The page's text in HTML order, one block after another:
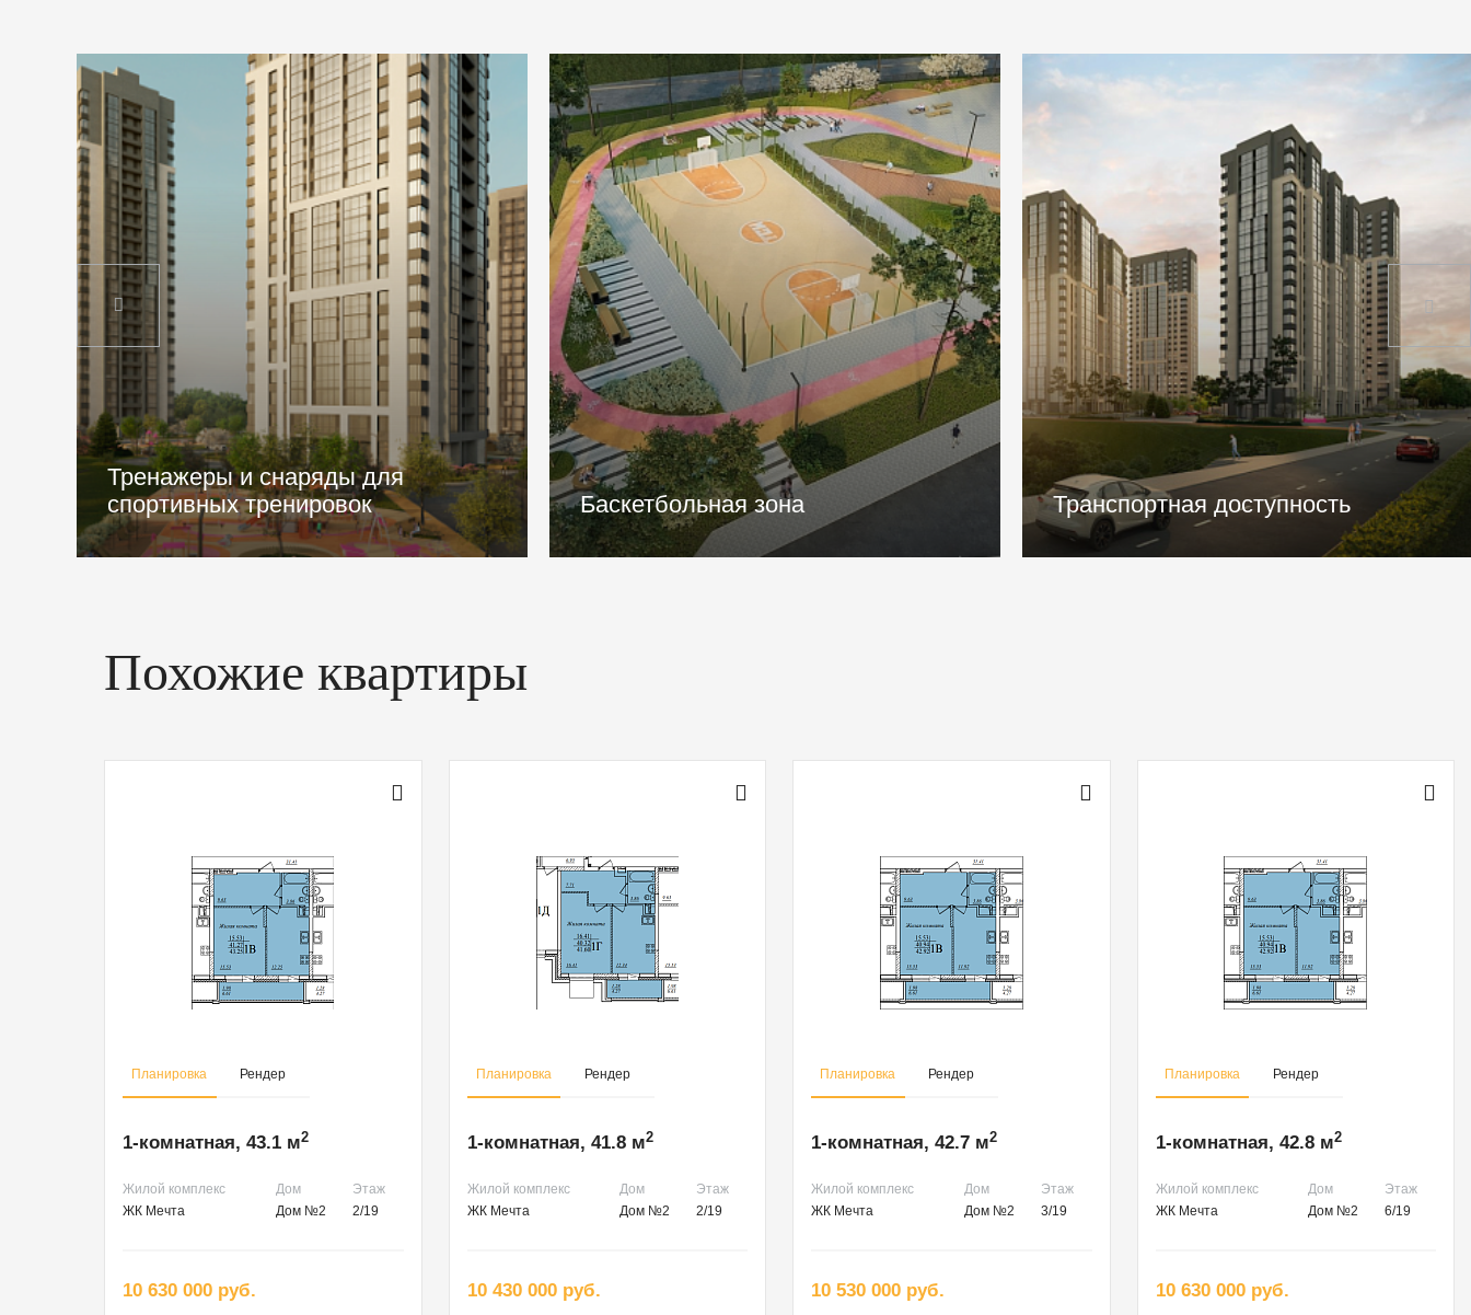
Баскетбольная зона Транспортная доступность
Игровые площадки для детей всех
возрастов
Похожие квартиры
Планировка Рендер
1-комнатная, 43.1 м2
Жилой комплекс Дом
Этаж
ЖК Мечта
Дом №2 2/19
10 630 000 руб.
Планировка Рендер
1-комнатная, 41.8 м2
Жилой комплекс Дом
Этаж
ЖК Мечта
Дом №2 2/19
10 430 000 руб.
Планировка Рендер
1-комнатная, 42.7 м2
Жилой комплекс Дом
Этаж
ЖК Мечта
Дом №2 3/19
10 530 000 руб.
Планировка Рендер
1-комнатная, 42.8 м2
Жилой комплекс Дом
Этаж
ЖК Мечта
Дом №2 6/19
10 630 000 руб.